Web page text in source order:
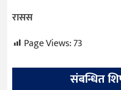
रासस
Page Views:73
संबन्धित